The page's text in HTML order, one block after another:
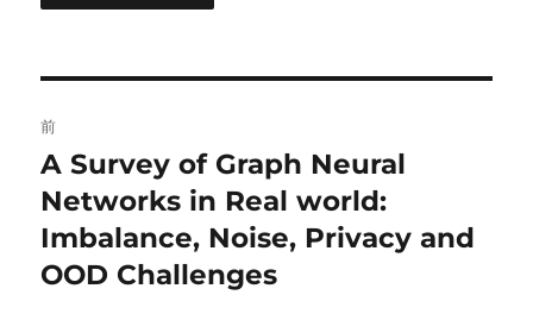
稿
ナ
ビ
前
前
の
投
稿:
A Survey of Graph Neural
Networks in Real world:
Imbalance, Noise, Privacy and
OOD Challenges